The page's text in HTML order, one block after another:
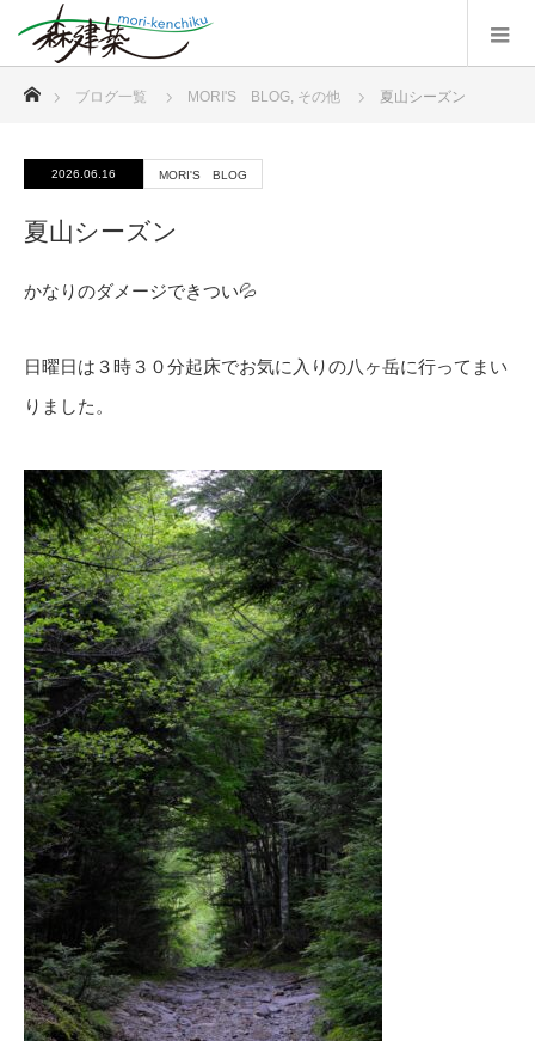
ブログ一覧 MORI'S BLOG, その他 夏山シーズン
2026.06.16 MORI'S BLOG
夏山シーズン
かなりのダメージできつい💦
日曜日は３時３０分起床でお気に入りの八ヶ岳に行ってまい
りました。